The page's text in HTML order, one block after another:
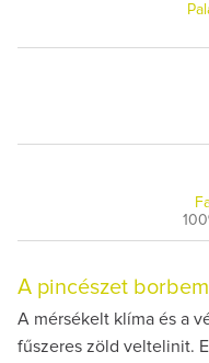
A pincészet
A mérsékelt klíma és a
fűszeres zöld veltelinit.